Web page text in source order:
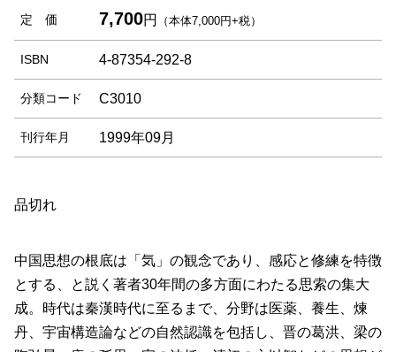
定 価 7,700円 （本体7,000円+税）
ISBN 4-87354-292-8
分類コード C3010
刊行年月 1999年09月
品切れ
中国思想の根底は「気」の観念であり、感応と修練を特徴
とする、と説く著者30年間の多方面にわたる思索の集大
成。時代は秦漢時代に至るまで、分野は医薬、養生、煉
丹、宇宙構造論などの自然認識を包括し、晋の葛洪、梁の